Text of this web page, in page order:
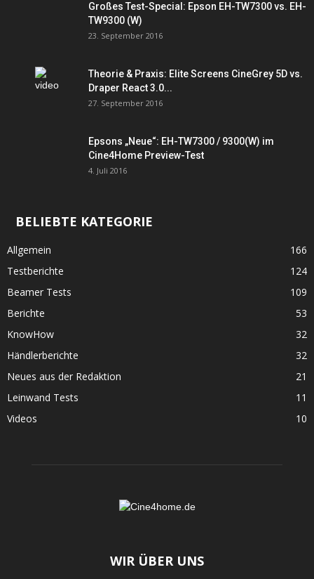
Großes Test-Special: Epson EH-TW7300 vs. EH-
TW9300 (W)
23. September 2016
Theorie & Praxis: Elite Screens CineGrey 5D vs.
Draper React 3.0...
27. September 2016
Epsons „Neue“: EH-TW7300 / 9300(W) im
Cine4Home Preview-Test
4. Juli 2016
BELIEBTE KATEGORIE
Allgemein
166
Testberichte
124
Beamer Tests
109
Berichte
53
KnowHow
32
Händlerberichte
32
Neues aus der Redaktion
21
Leinwand Tests
11
Videos
10
WIR ÜBER UNS